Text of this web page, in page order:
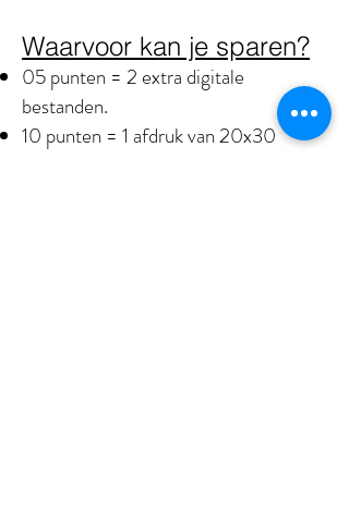
Waarvoor kan je sparen?
05 punten = 2 extra digitale
bestanden.
10 punten = 1 afdruk van 20x30